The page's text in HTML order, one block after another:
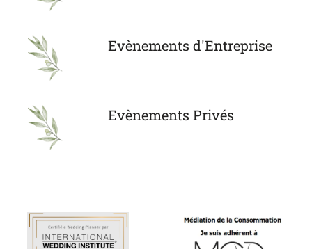
Evènements d'Entreprise
Evènements Privés